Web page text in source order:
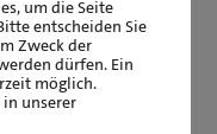
um die Seite
entscheiden Sie
Zweck der
dürfen. Ein
möglich.
unserer